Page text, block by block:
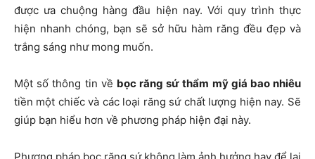
được ưa chuộng hàng đầu hiện nay. Với quy trình thực
hiện nhanh chóng, bạn sẽ sở hữu hàm răng đều đẹp và
trắng sáng như mong muốn.
Một số thông tin về bọc răng sứ thẩm mỹ giá bao nhiêu
tiền một chiếc và các loại răng sứ chất lượng hiện nay. Sẽ
giúp bạn hiểu hơn về phương pháp hiện đại này.